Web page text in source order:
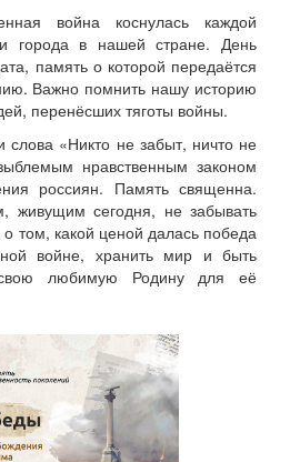
война коснулась каждой
города в нашей стране. День
память о которой передаётся
Важно помнить нашу историю
перенёсших тяготы войны.
«Никто не забыт, ничто не
нравственным законом
россиян. Память священна.
живущим сегодня, не забывать
том, какой ценой далась победа
войне, хранить мир и быть
любимую Родину для её